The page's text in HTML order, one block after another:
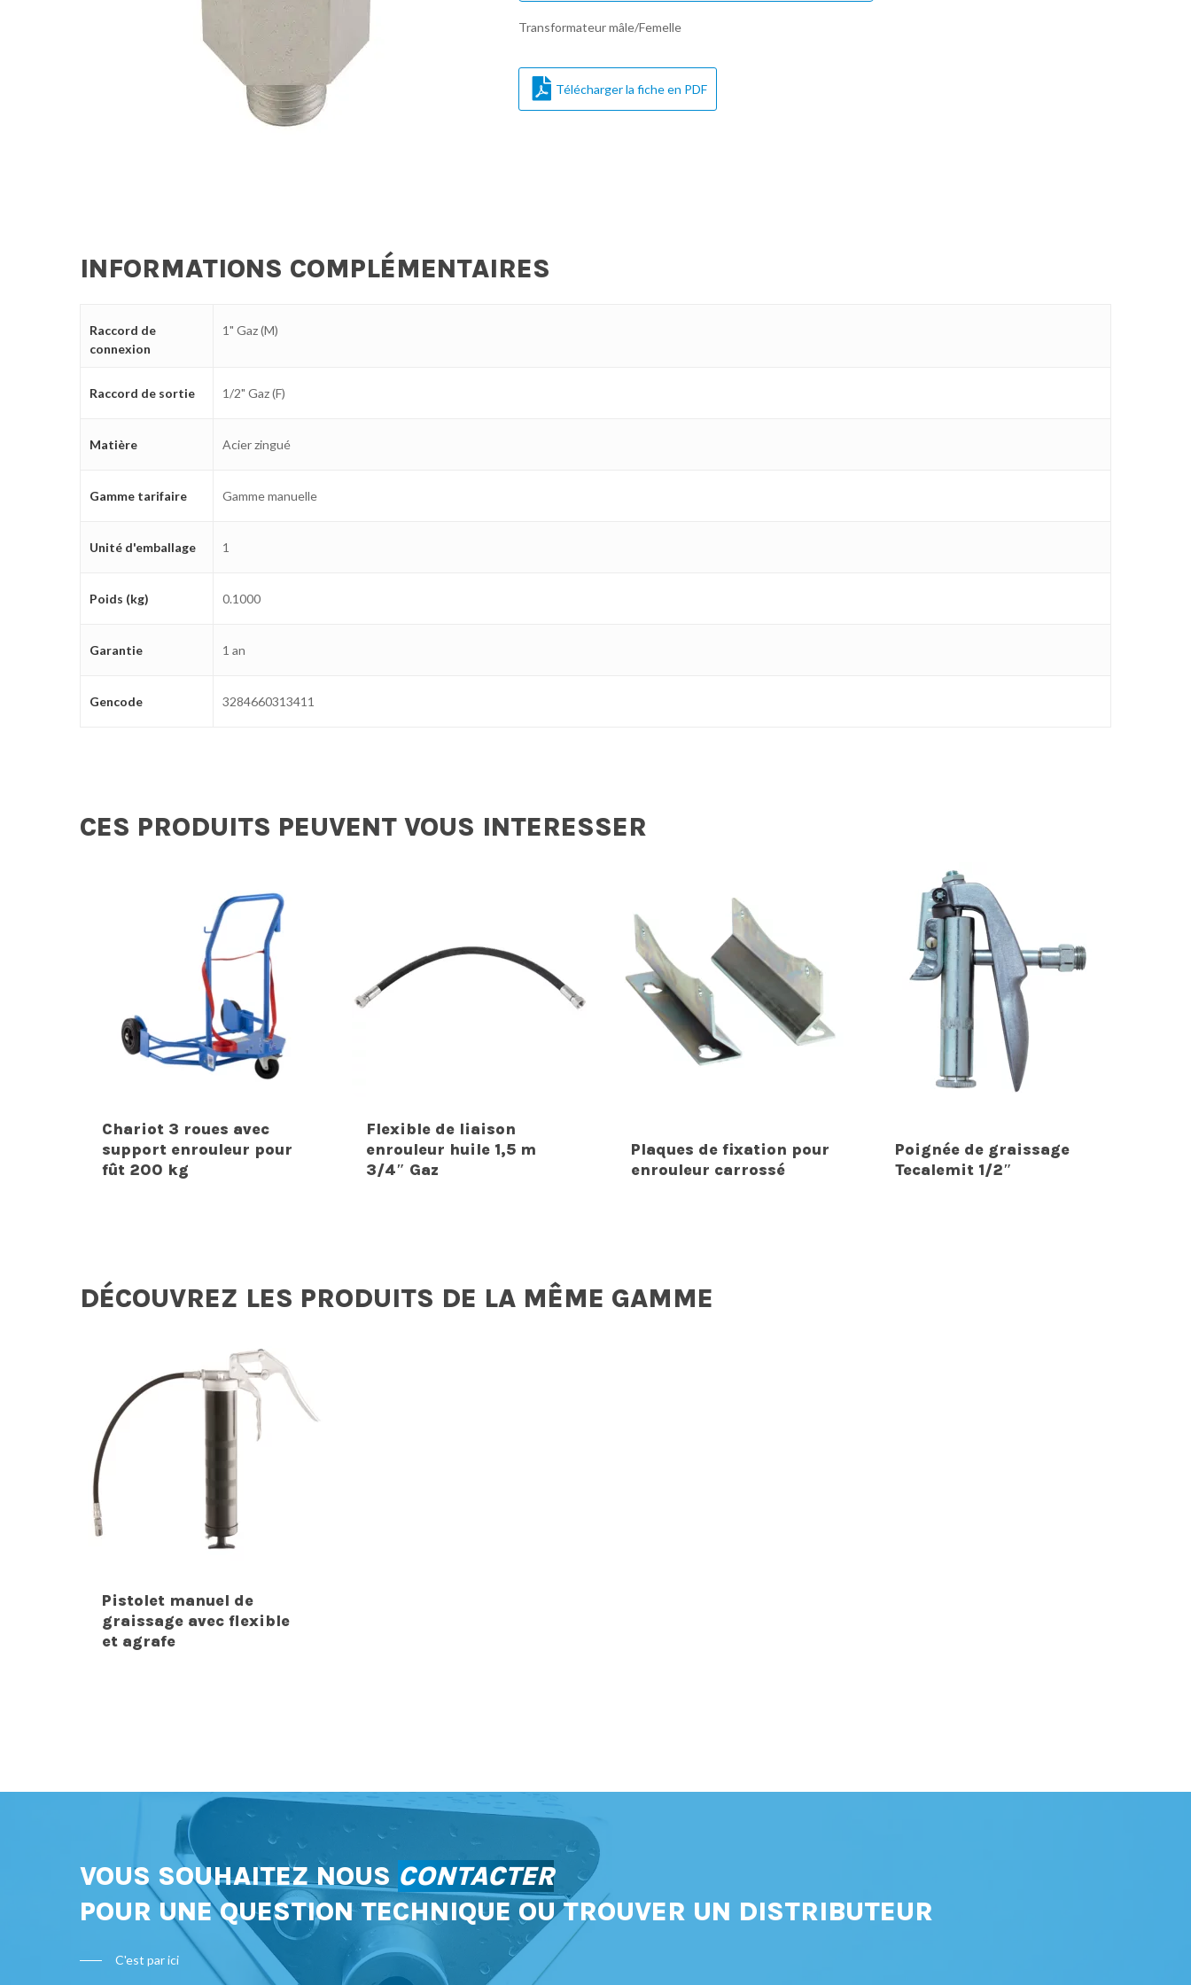
Transformateur mâle/Femelle
Télécharger la fiche en PDF
INFORMATIONS COMPLÉMENTAIRES
Raccord de
connexion
1" Gaz (M)
Raccord de sortie 1/2" Gaz (F)
Matière Acier zingué
Gamme tarifaire Gamme manuelle
Unité d'emballage 1
Poids (kg) 0.1000
Garantie 1 an
Gencode 3284660313411
CES PRODUITS PEUVENT VOUS INTERESSER
Chariot 3 roues avec
support enrouleur pour
fût 200 kg
Flexible de liaison
enrouleur huile 1,5 m
3/4″ Gaz
Plaques de fixation pour
enrouleur carrossé
Poignée de graissage
Tecalemit 1/2″
DÉCOUVREZ LES PRODUITS DE LA MÊME GAMME
Pistolet manuel de
graissage avec flexible
et agrafe
VOUS SOUHAITEZ NOUS CONTACTER
POUR UNE QUESTION TECHNIQUE OU TROUVER UN DISTRIBUTEUR
C'est par ici